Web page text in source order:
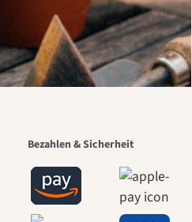
Bezahlen & Sicherheit